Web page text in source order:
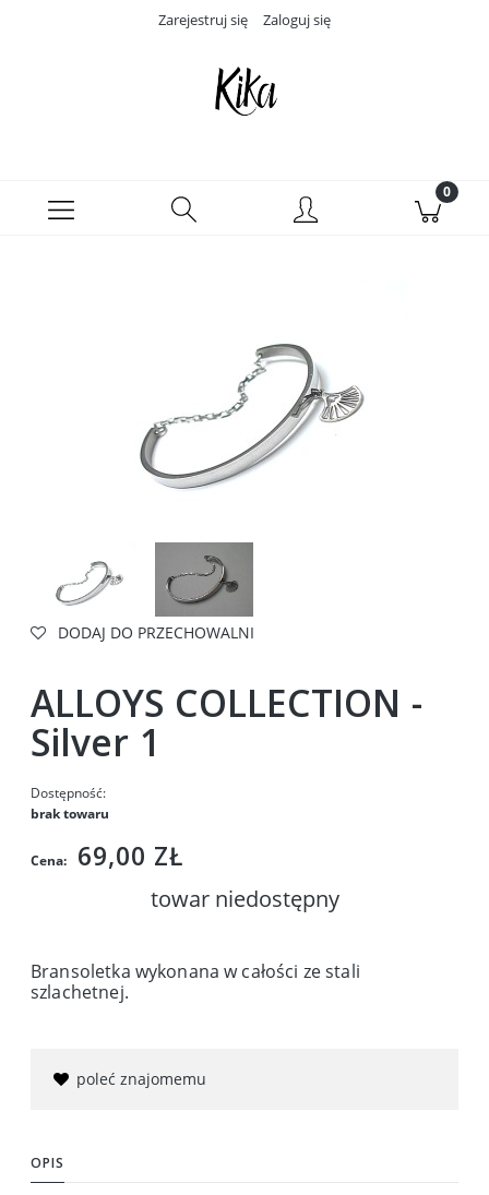
Zarejestruj się Zaloguj się
DODAJ DO PRZECHOWALNI
ALLOYS COLLECTION -
Silver 1
Dostępność:
brak towaru
Cena: 69,00 ZŁ
towar niedostępny
Bransoletka wykonana w całości ze stali
szlachetnej.
poleć znajomemu
OPIS